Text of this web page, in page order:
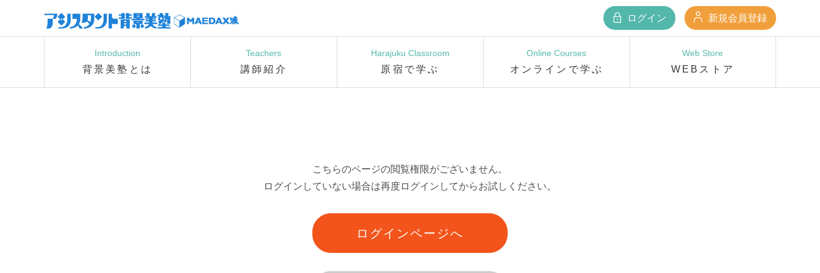
ログイン 新規会員登録
Introduction
背景美塾とは
Teachers
講師紹介
Harajuku Classroom
原宿で学ぶ
Online Courses
オンラインで学ぶ
Web Store
WEBストア
こちらのページの閲覧権限がございません。
ログインしていない場合は再度ログインしてからお試しください。
ログインページへ